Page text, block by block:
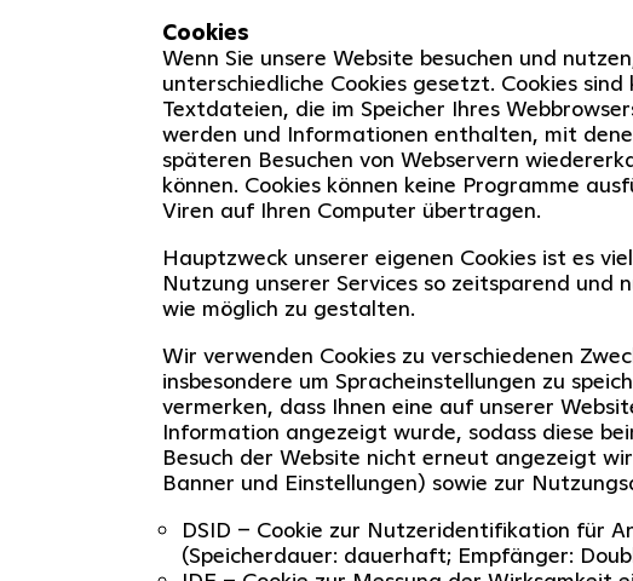
Cookies
Wenn Sie unsere Website besuchen und
unterschiedliche Cookies gesetzt. Cookies sind
Textdateien, die im Speicher Ihres
werden und Informationen enthalten, mit
späteren Besuchen von Webservern
können. Cookies können keine Programme
Viren auf Ihren Computer übertragen.
Hauptzweck unserer eigenen Cookies ist es
Nutzung unserer Services so zeitsparend und
wie möglich zu gestalten.
Wir verwenden Cookies zu verschiedenen
insbesondere um Spracheinstellungen zu
vermerken, dass Ihnen eine auf unserer
Information angezeigt wurde, sodass diese
Besuch der Website nicht erneut angezeigt
Banner und Einstellungen) sowie zur
DSID – Cookie zur Nutzeridentifikation für
(Speicherdauer: dauerhaft; Empfänger: